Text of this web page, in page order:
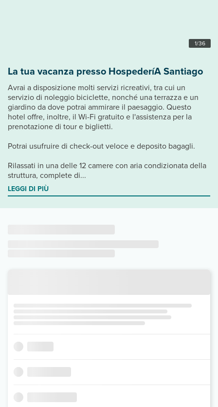
1/36
La tua vacanza presso HospederíA Santiago
Avrai a disposizione molti servizi ricreativi, tra cui un
servizio di noleggio biciclette, nonché una terrazza e un
giardino da dove potrai ammirare il paesaggio. Questo
hotel offre, inoltre, il Wi-Fi gratuito e l'assistenza per la
prenotazione di tour e biglietti.
Potrai usufruire di check-out veloce e deposito bagagli.
Rilassati in una delle 12 camere con aria condizionata della
struttura, complete di...
LEGGI DI PIÙ